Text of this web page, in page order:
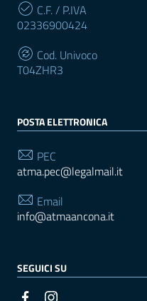
C.F. / P.IVA
02336900424
Cod. Univoco
T04ZHR3
POSTA ELETTRONICA
PEC
atma.pec@legalmail.it
Email
info@atmaancona.it
SEGUICI SU